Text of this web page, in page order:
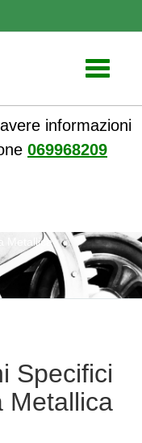
Toggle
informazioni
069968209
Metallica
Specifici
Metallica